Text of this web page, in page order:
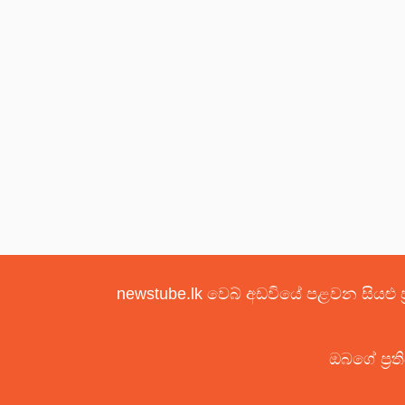
newstube.lk වෙබ් අඩවියේ පළවන
ඔබගේ